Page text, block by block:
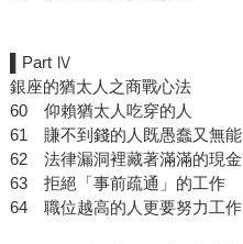
▌Part Ⅳ
銀座的猶太人之商戰心法
60 仰賴猶太人吃穿的人
61 賺不到錢的人既愚蠢又無能
62 法律漏洞裡藏著滿滿的現金
63 拒絕「事前疏通」的工作
64 職位越高的人更要努力工作